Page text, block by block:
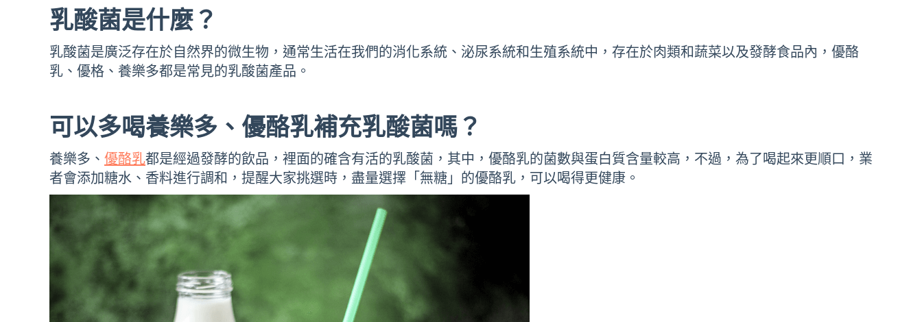
乳酸菌是什麼？
乳酸菌是廣泛存在於自然界的微生物，通常生活在我們的消化系統、泌尿系統和生殖系統中，存在於肉類和蔬菜以及發酵食品內，優酪
乳、優格、養樂多都是常見的乳酸菌產品。
可以多喝養樂多、優酪乳補充乳酸菌嗎？
養樂多、 優酪乳都是經過發酵的飲品，裡面的確含有活的乳酸菌，其中，優酪乳的菌數與蛋白質含量較高，不過，為了喝起來更順口，業
者會添加糖水、香料進行調和，提醒大家挑選時，盡量選擇「無糖」的優酪乳，可以喝得更健康。